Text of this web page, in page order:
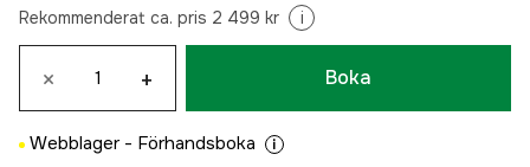
Rekommenderat ca. pris 2 499 kr i
× + Boka
Webblager - Förhandsboka